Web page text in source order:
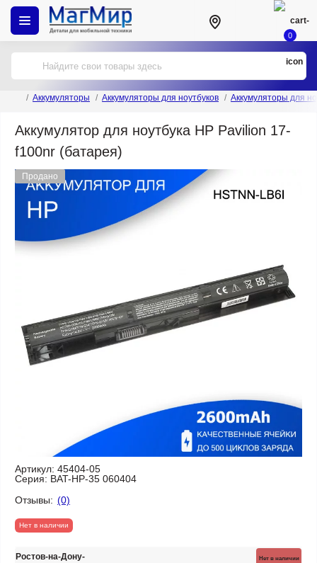
0
Аккумуляторы Аккумуляторы для ноутбуков Аккумуляторы для
Аккумулятор для ноутбука HP Pavilion 17-
f100nr (батарея)
Продано
Артикул: 45404-05
Серия: BAT-HP-35 060404
Отзывы: (0)
Нет в наличии
Ростов-на-Дону Нет в наличии